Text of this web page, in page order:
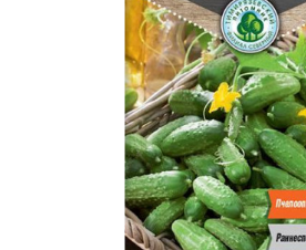
Обувь для дома и дачи